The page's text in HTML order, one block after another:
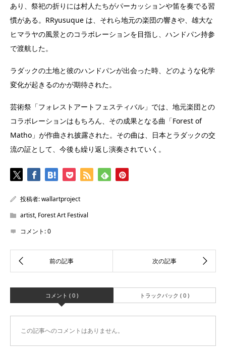
あり、祭祀の折りには村人たちがパーカッションや笛を奏でる習
慣がある。RRyusuque は、それら地元の楽団の響きや、雄大な
ヒマラヤの風景とのコラボレーションを目指し、ハンドパン持参
で渡航した。
ラダックの土地と彼のハンドパンが出会った時、どのような化学
変化が起きるのかが期待された。
芸術祭「フォレストアートフェスティバル」では、地元楽団との
コラボレーションはもちろん、その成果となる曲「Forest of
Matho」が作曲され披露された。その曲は、日本とラダックの交
流の証として、今後も繰り返し演奏されていく。
投稿者:wallartproject
artist, Forest Art Festival
コメント:0
コメント ( 0 ) トラックバック ( 0 )
この記事へのコメントはありません。